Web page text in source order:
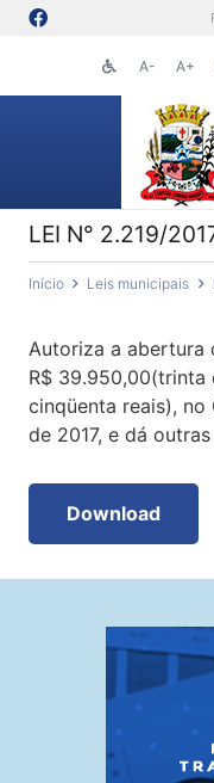
A- A+
LEI N° 2.219/
Início Leis municipais
Autoriza a abertura
R$ 39.950,00(trinta
cinqüenta reais),
de 2017, e dá
Download